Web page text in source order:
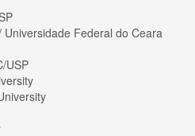
Federal do Ceara
USP